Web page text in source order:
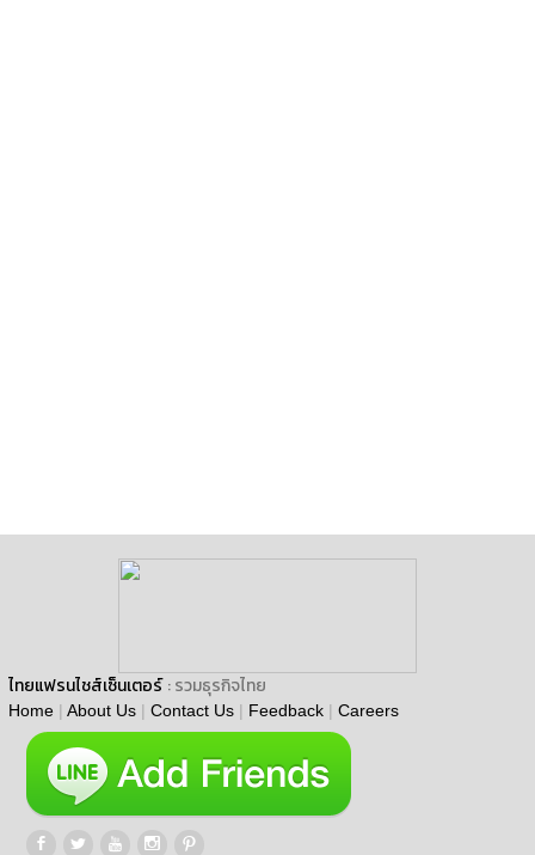
ไทยแฟรนไชส์เซ็นเตอร์ : รวมธุรกิจไทย
Home | About Us | Contact Us | Feedback | Careers